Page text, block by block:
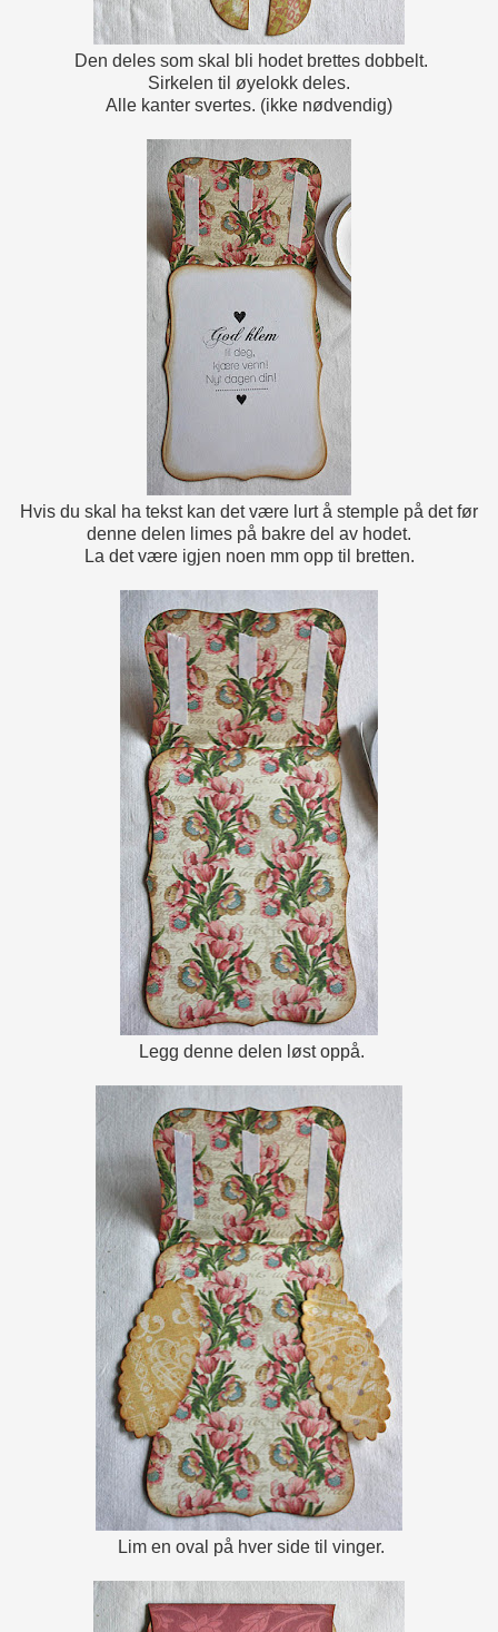
Den deles som skal bli hodet brettes dobbelt.
Sirkelen til øyelokk deles.
Alle kanter svertes. (ikke nødvendig)
Hvis du skal ha tekst kan det være lurt å stemple på det før
denne delen limes på bakre del av hodet.
La det være igjen noen mm opp til bretten.
Legg denne delen løst oppå.
Lim en oval på hver side til vinger.